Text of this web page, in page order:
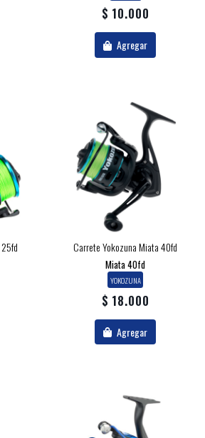
$ 10.000
Agregar
Carrete Yokozuna Miata 40fd
Miata 40fd
YOKOZUNA
$ 18.000
Agregar